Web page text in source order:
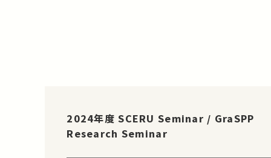
2024年度 SCERU Seminar / GraSPP
Research Seminar